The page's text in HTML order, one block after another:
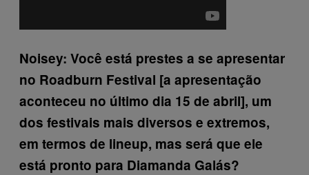
Noisey: Você está prestes a se apresentar
no Roadburn Festival [a apresentação
aconteceu no último dia 15 de abril], um
dos festivais mais diversos e extremos,
em termos de lineup, mas será que ele
está pronto para Diamanda Galás?